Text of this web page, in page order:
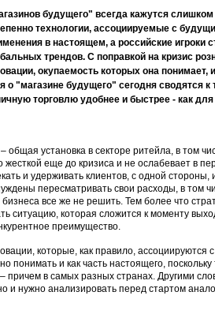
будущего" всегда кажутся
технологии, ассоциируемые с
в настоящем, а российские игроки
трендов. С поправкой на кризис
окупаемость которых она понимает,
о "магазине будущего" сегодня сводятся к
торговлю удобнее и быстрее - как для
установка в секторе ритейла, в том
еще до кризиса и не ослабевает в
и удерживать клиентов, с одной стороны,
пересматривать свои расходы, в том
все же не решить. Тем более что
ситуацию, которая сложится к моменту
преимущество.
которые, как правило, ассоциируются
и как часть настоящего, поскольку
причем в самых разных странах. Другими
и нужно анализировать перед стартом